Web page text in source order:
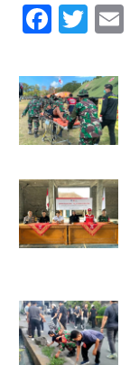
F
c
e
b
o
k
T
itt
er